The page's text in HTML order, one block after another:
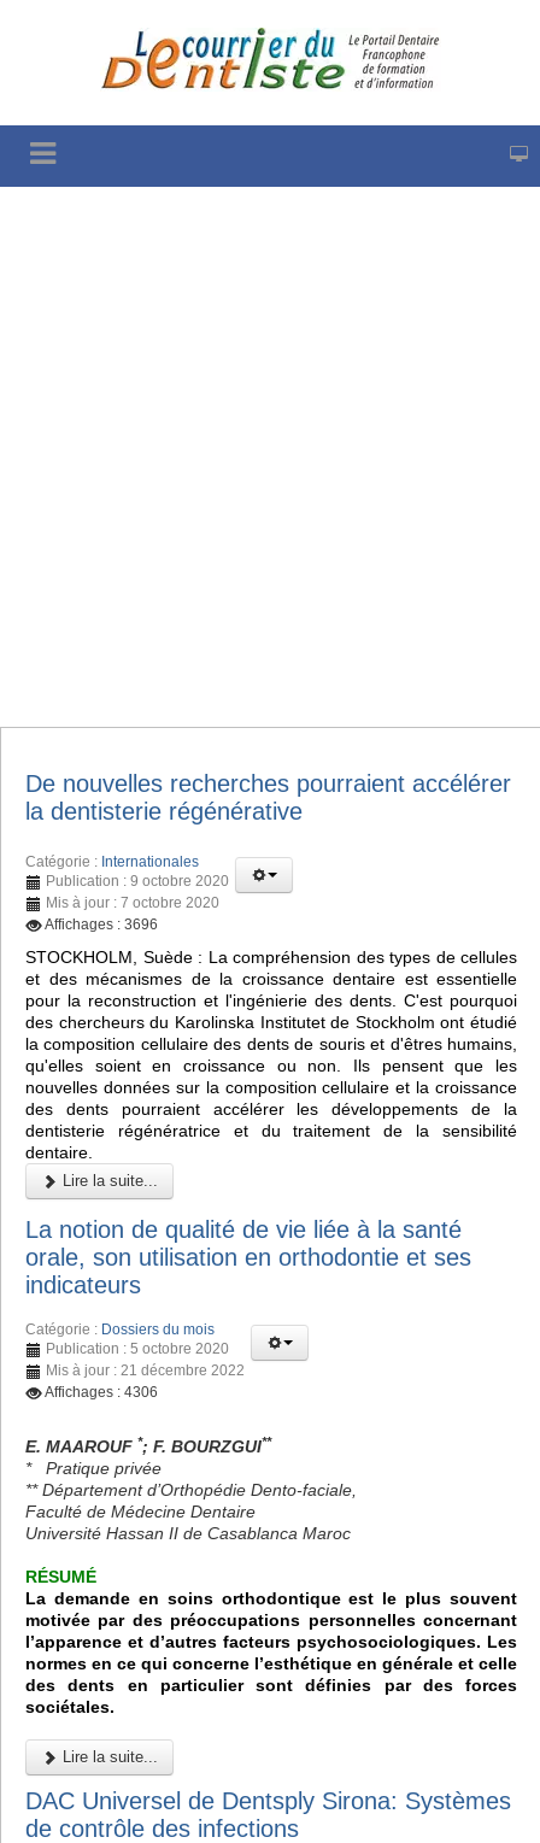
De nouvelles recherches pourraient accélérer
la dentisterie régénérative
Catégorie : Internationales
Publication : 9 octobre 2020
Mis à jour : 7 octobre 2020
Affichages : 3696
STOCKHOLM, Suède : La compréhension des types de cellules
et des mécanismes de la croissance dentaire est essentielle
pour la reconstruction et l'ingénierie des dents. C'est pourquoi
des chercheurs du Karolinska Institutet de Stockholm ont étudié
la composition cellulaire des dents de souris et d'êtres humains,
qu'elles soient en croissance ou non. Ils pensent que les
nouvelles données sur la composition cellulaire et la croissance
des dents pourraient accélérer les développements de la
dentisterie régénératrice et du traitement de la sensibilité
dentaire.
Lire la suite...
La notion de qualité de vie liée à la santé
orale, son utilisation en orthodontie et ses
indicateurs
Catégorie : Dossiers du mois
Publication : 5 octobre 2020
Mis à jour : 21 décembre 2022
Affichages : 4306
E. MAAROUF *; F. BOURZGUI**
* Pratique privée
** Département d’Orthopédie Dento-faciale,
Faculté de Médecine Dentaire
Université Hassan II de Casablanca Maroc
RÉSUMÉ
La demande en soins orthodontique est le plus souvent
motivée par des préoccupations personnelles concernant
l’apparence et d’autres facteurs psychosociologiques. Les
normes en ce qui concerne l’esthétique en générale et celle
des dents en particulier sont définies par des forces
sociétales.
Lire la suite...
DAC Universel de Dentsply Sirona: Systèmes
de contrôle des infections